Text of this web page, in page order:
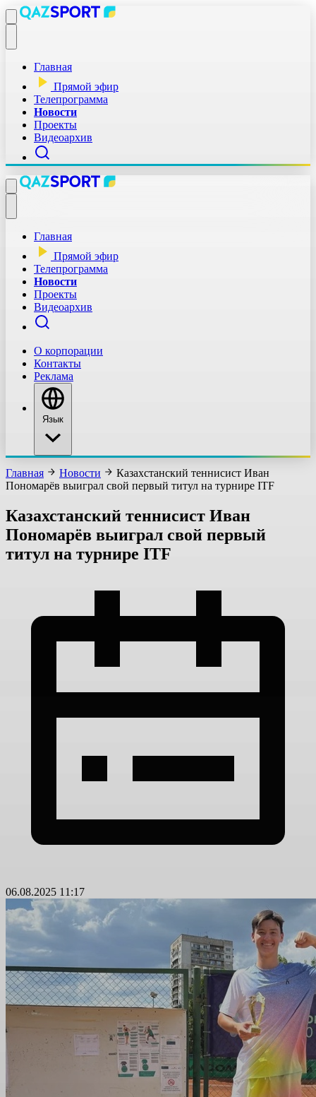
Главная
Прямой эфир
Телепрограмма
Новости
Проекты
Видеоархив
Главная
Прямой эфир
Телепрограмма
Новости
Проекты
Видеоархив
О корпорации
Контакты
Реклама
Язык
Главная Новости
Казахстанский теннисист Иван
Пономарёв выиграл свой первый титул на турнире ITF
Казахстанский теннисист Иван
Пономарёв выиграл свой первый
титул на турнире ITF
06.08.2025 11:17